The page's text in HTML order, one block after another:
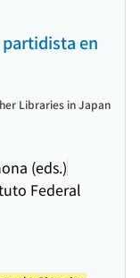
en
(eds.)
Federal
Libraries in Japan